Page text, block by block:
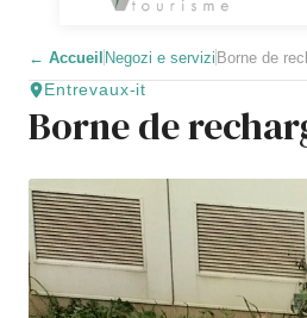
← Accueil Negozi e servizi Borne de
Entrevaux-it
Borne de